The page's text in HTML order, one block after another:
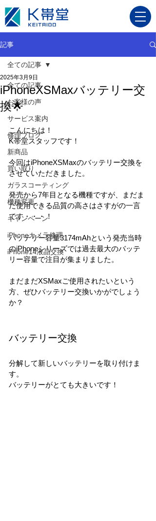
記事
全ての記事
お客様の声
サービス案内
修理ブログ
新商品
買い取り
ガラスコーティング
機種変更
キャンペーン
iPhoneカメラ修理
iPhone14液晶交換
全ての記事
iPhoneXSMaxバッテリー交
換🌟
2025年3月9日
こんにちは！
K帯堂スタッフです！
今回はiPhoneXSMaxのバッテリー交換を
させていただきました。
発売から7年目となる機種ですが、まだま
だ使用できる品質の高さはさすがの一言
です・・・！
バッテリー容量3174mAhという発売当時
のiPhoneシリーズでは過去最大のバッテ
リー容量で注目が集まりました。
まだまだXSMaxご使用されたいという
方、ぜひバッテリー交換いかがでしょう
か？
バッテリー交換
分解して新しいバッテリーを取り付けま
す。
バッテリーがとても大きいです！